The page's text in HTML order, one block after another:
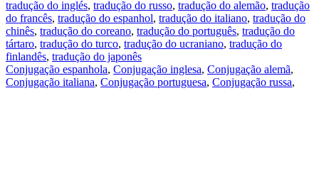
tradução do inglés, tradução do russo, tradução do alemão, tradução
do francês, tradução do espanhol, tradução do italiano, tradução do
chinês, tradução do coreano, tradução do português, tradução do
tártaro, tradução do turco, tradução do ucraniano, tradução do
finlandês, tradução do japonês
Conjugação espanhola, Conjugação inglesa, Conjugação alemã,
Conjugação italiana, Conjugação portuguesa, Conjugação russa,